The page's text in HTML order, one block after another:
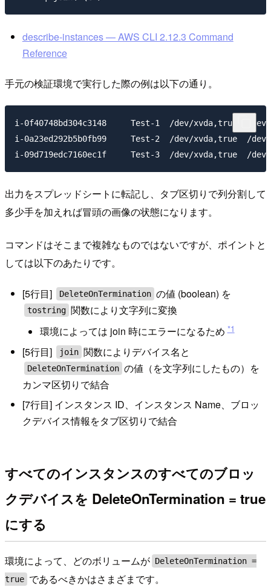
describe-instances — AWS CLI 2.12.3 Command
Reference
手元の検証環境で実行した際の例は以下の通り。
i-0f40748bd304c3148     Test-1  /dev/xvda,true  /
i-0a23ed292b5b0fb99     Test-2  /dev/xvda,true  /
出力をスプレッドシートに転記し、タブ区切りで列分割して
多少手を加えれば冒頭の画像の状態になります。
コマンドはそこまで複雑なものではないですが、ポイントと
しては以下のあたりです。
[5行目] DeleteOnTermination の値 (boolean) を
tostring 関数により文字列に変換
環境によっては join 時にエラーになるため*1
[5行目] join 関数によりデバイス名と
DeleteOnTermination の値（を文字列にしたもの）を
カンマ区切りで結合
[7行目] インスタンス ID、インスタンス Name、ブロッ
クデバイス情報をタブ区切りで結合
すべてのインスタンスのすべてのブロッ
クデバイスを DeleteOnTermination = true
にする
環境によって、どのボリュームが DeleteOnTermination =
true であるべきかはさまざまです。